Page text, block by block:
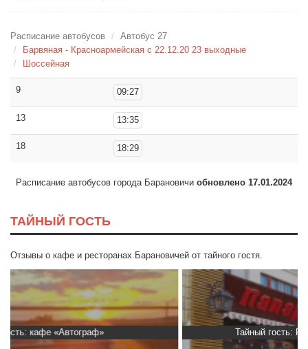
Расписание автобусов
Автобус 27
Барвяная - Красноармейская с 22.12.20 23 выходные
Шоссейная
9 09:27
13 13:35
18 18:29
Расписание автобусов города Барановичи обновлено 17.01.2024
ТАЙНЫЙ ГОСТЬ
Отзывы о кафе и ресторанах Барановичей от тайного гостя.
Тайный гость: Ресторан “Папараць Кветка”